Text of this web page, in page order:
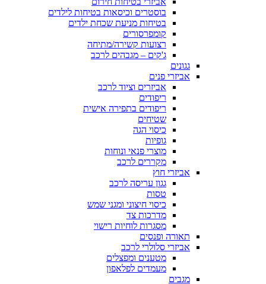
בוסטרים וכיסאות בטיחות לילדים
בטיחות מניעת שכחת ילדים
קומפרסורים
רצועות קשירה/מתיחה
ג'קים – מגבהים לרכב
גגונים
אביזרי פנים
אביזרים וציוד לרכב
ריפודים
ריפודים בתפירה אישית
שטיחים
כיסוי הגה
גופיות
מוצרי פנאי ונוחות
מקררים לרכב
אביזרי חוץ
גגון עריסה לרכב
טסות
כיסוי חיצוני ומגני שמש
מדרכות צד
מסגרות לוחיות רישוי
תאורה ופנסים
אביזרי סלולרי לרכב
מטענים ומפצלים
מעמדים לפלאפון
מגבים